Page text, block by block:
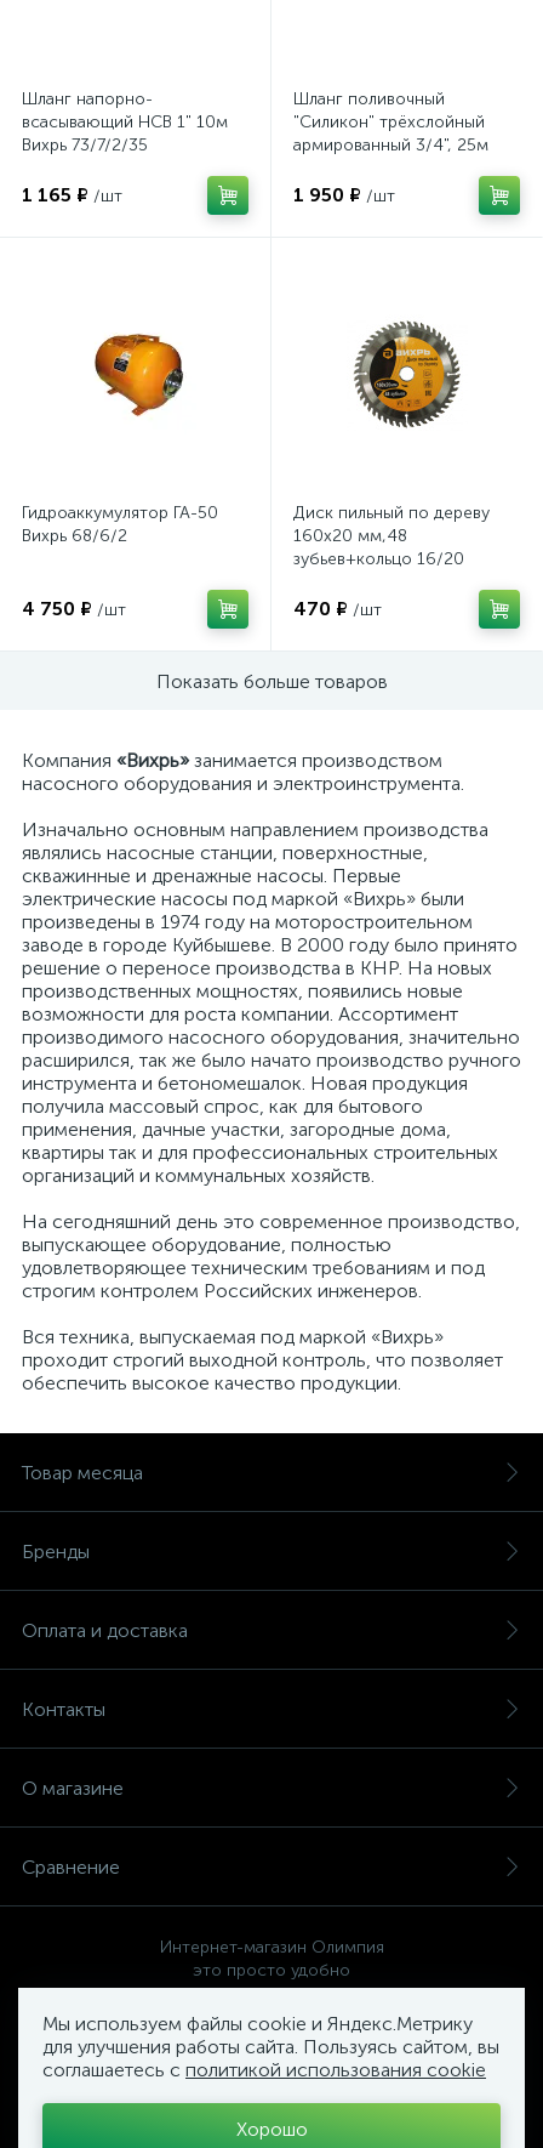
Шланг напорно-
всасывающий НСВ 1" 10м
Вихрь 73/7/2/35
1 165 ₽ /шт
Шланг поливочный
"Силикон" трёхслойный
армированный 3/4", 25м
1 950 ₽ /шт
Гидроаккумулятор ГА-50
Вихрь 68/6/2
4 750 ₽ /шт
Диск пильный по дереву
160х20 мм,48
зубьев+кольцо 16/20
470 ₽ /шт
Показать больше товаров
Компания «Вихрь»занимается производством
насосного оборудования и электроинструмента.
Изначально основным направлением производства
являлись насосные станции, поверхностные,
скважинные и дренажные насосы. Первые
электрические насосы под маркой «Вихрь» были
произведены в 1974 году на моторостроительном
заводе в городе Куйбышеве. В 2000 году было принято
решение о переносе производства в КНР. На новых
производственных мощностях, появились новые
возможности для роста компании. Ассортимент
производимого насосного оборудования, значительно
расширился, так же было начато производство ручного
инструмента и бетономешалок. Новая продукция
получила массовый спрос, как для бытового
применения, дачные участки, загородные дома,
квартиры так и для профессиональных строительных
организаций и коммунальных хозяйств.
На сегодняшний день это современное производство,
выпускающее оборудование, полностью
удовлетворяющее техническим требованиям и под
строгим контролем Российских инженеров.
Вся техника, выпускаемая под маркой «Вихрь»
проходит строгий выходной контроль, что позволяет
обеспечить высокое качество продукции.
Мы используем файлы cookie и Яндекс.Метрику
для улучшения работы сайта. Пользуясь сайтом, вы
соглашаетесь с политикой использования cookie
Хорошо
Товар месяца
Бренды
Оплата и доставка
Контакты
О магазине
Сравнение
Интернет-магазин Олимпия
это просто удобно
Политика компании в отношении обработки персональных
данных
Торговый Комплекс